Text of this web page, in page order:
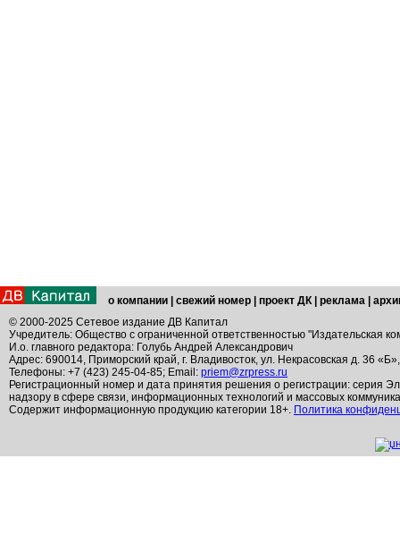
о компании свежий номер проект ДК реклама
© 2000-2025 Сетевое издание ДВ Капитал
Учредитель: Общество с ограниченной ответственностью "Издательская
И.о. главного редактора: Голубь Андрей Александрович
Адрес: 690014, Приморский край, г. Владивосток, ул. Некрасовская д. 36
Телефоны: +7 (423) 245-04-85; Email: priem@zrpress.ru
Регистрационный номер и дата принятия решения о регистрации: серия
надзору в сфере связи, информационных технологий и массовых
Содержит информационную продукцию категории 18+. Политика